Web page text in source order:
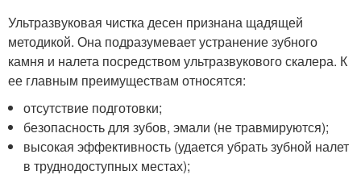
Ультразвуковая чистка десен признана щадящей
методикой. Она подразумевает устранение зубного
камня и налета посредством ультразвукового скалера. К
ее главным преимуществам относятся:
отсутствие подготовки;
безопасность для зубов, эмали (не травмируются);
высокая эффективность (удается убрать зубной налет
в труднодоступных местах);